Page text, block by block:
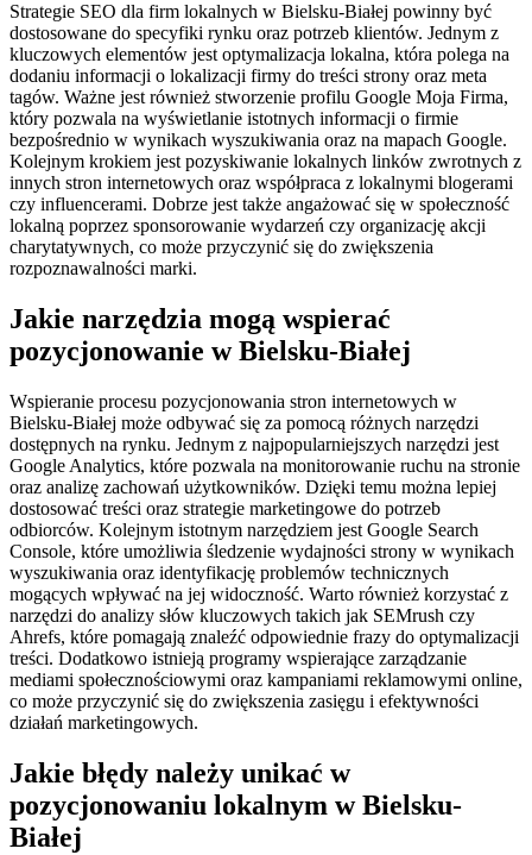
Strategie SEO dla firm lokalnych w Bielsku-Białej powinny być
dostosowane do specyfiki rynku oraz potrzeb klientów. Jednym z
kluczowych elementów jest optymalizacja lokalna, która polega na
dodaniu informacji o lokalizacji firmy do treści strony oraz meta
tagów. Ważne jest również stworzenie profilu Google Moja Firma,
który pozwala na wyświetlanie istotnych informacji o firmie
bezpośrednio w wynikach wyszukiwania oraz na mapach Google.
Kolejnym krokiem jest pozyskiwanie lokalnych linków zwrotnych z
innych stron internetowych oraz współpraca z lokalnymi blogerami
czy influencerami. Dobrze jest także angażować się w społeczność
lokalną poprzez sponsorowanie wydarzeń czy organizację akcji
charytatywnych, co może przyczynić się do zwiększenia
rozpoznawalności marki.
Jakie narzędzia mogą wspierać
pozycjonowanie w Bielsku-Białej
Wspieranie procesu pozycjonowania stron internetowych w
Bielsku-Białej może odbywać się za pomocą różnych narzędzi
dostępnych na rynku. Jednym z najpopularniejszych narzędzi jest
Google Analytics, które pozwala na monitorowanie ruchu na stronie
oraz analizę zachowań użytkowników. Dzięki temu można lepiej
dostosować treści oraz strategie marketingowe do potrzeb
odbiorców. Kolejnym istotnym narzędziem jest Google Search
Console, które umożliwia śledzenie wydajności strony w wynikach
wyszukiwania oraz identyfikację problemów technicznych
mogących wpływać na jej widoczność. Warto również korzystać z
narzędzi do analizy słów kluczowych takich jak SEMrush czy
Ahrefs, które pomagają znaleźć odpowiednie frazy do optymalizacji
treści. Dodatkowo istnieją programy wspierające zarządzanie
mediami społecznościowymi oraz kampaniami reklamowymi online,
co może przyczynić się do zwiększenia zasięgu i efektywności
działań marketingowych.
Jakie błędy należy unikać w
pozycjonowaniu lokalnym w Bielsku-
Białej